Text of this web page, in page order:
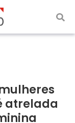
atrelada